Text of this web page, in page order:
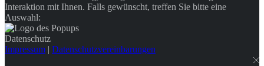
Interaktion mit Ihnen. Falls gewünscht, treffen Sie bitte eine
Auswahl:
Datenschutz
Impressum | Datenschutzvereinbarungen